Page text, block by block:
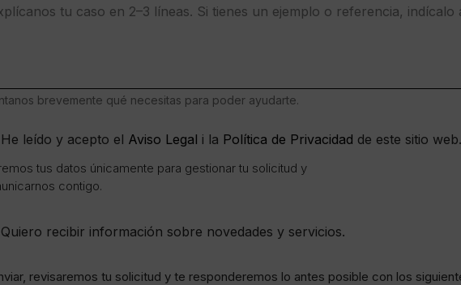
brevemente qué necesitas para poder ayudarte.
He leído y acepto el Aviso Legal i la Política de Privacidad de este sitio web.
tus datos únicamente para gestionar tu solicitud y
contigo.
Quiero recibir información sobre novedades y servicios.
revisaremos tu solicitud y te responderemos lo antes posible con los